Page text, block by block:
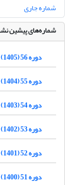
شماره جاری
شماره‌های پیشین
دوره 56 (1405)
دوره 55 (1404)
دوره 54 (1403)
دوره 53 (1402)
دوره 52 (1401)
دوره 51 (1400)